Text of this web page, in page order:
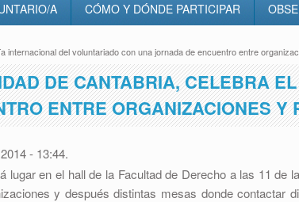
A CÓMO Y DÓNDE PARTICIPAR
del voluntariado con una jornada de encuentro entre
DE CANTABRIA, CELEBRA
ENTRE ORGANIZACIONES Y
- 13:44.
lugar en el hall de la Facultad de Derecho a las 11
y después distintas mesas donde contactar